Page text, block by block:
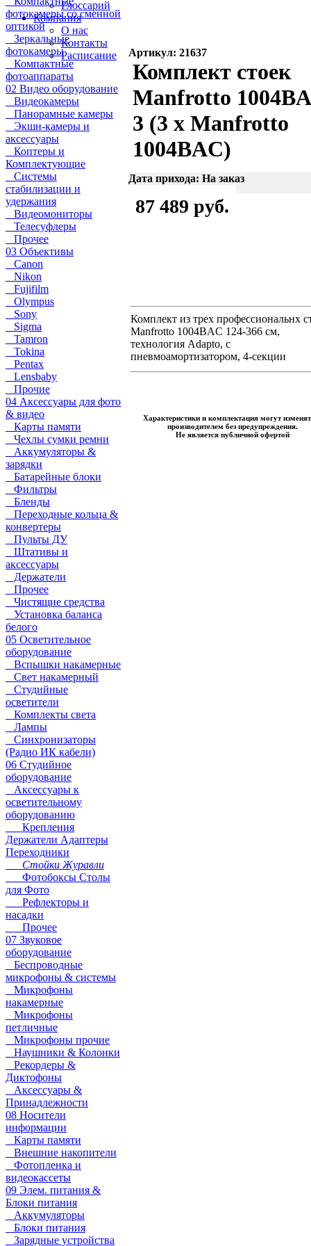
Глоссарий
Компания
О нас
Контакты
Расписание
фотокамеры со сменной
оптикой
Зеркальные
фотокамеры
Компактные
фотоаппараты
02 Видео оборудование
Видеокамеры
Панорамные камеры
Экшн-камеры и
аксессуары
Коптеры и
Комплектующие
Системы
стабилизации и
удержания
Видеомониторы
Телесуфлеры
Прочее
03 Объективы
Canon
Nikon
Fujifilm
Olympus
Sony
Sigma
Tamron
Tokina
Pentax
Lensbaby
Прочие
04 Аксессуары для фото
& видео
Карты памяти
Чехлы сумки ремни
Аккумуляторы &
зарядки
Батарейные блоки
Фильтры
Бленды
Переходные кольца &
конвертеры
Пульты ДУ
Штативы и
аксессуары
Держатели
Прочее
Чистящие средства
Установка баланса
белого
05 Осветительное
оборудование
Вспышки накамерные
Свет накамерный
Студийные
осветители
Комплекты света
Лампы
Синхронизаторы
(Радио ИК кабели)
06 Студийное
оборудование
Аксессуары к
осветительному
оборудованию
Крепления
Держатели Адаптеры
Переходники
Стойки Журавли
Фотобоксы Столы
для Фото
Рефлекторы и
насадки
Прочее
07 Звуковое
оборудование
Беспроводные
микрофоны & системы
Микрофоны
накамерные
Микрофоны
петличные
Микрофоны прочие
Наушники & Колонки
Рекордеры &
Диктофоны
Аксессуары &
Принадлежности
08 Носители
информации
Карты памяти
Внешние накопители
Фотопленка и
видеокассеты
09 Элем. питания &
Блоки питания
Аккумуляторы
Блоки питания
Зарядные устройства
Артикул: 21637
Комплект стоек
Manfrotto
3 (3 x Manfrotto
1004BAC)
Дата прихода: На заказ
87 489 руб.
Комплект из трех профессиональнх
Manfrotto 1004BAC 124-366 см,
технология Adapto, с
пневмоамортизатором, 4-секции
Характеристики и комплектация могут
производителем без предупреждения.
Не является публичной офертой